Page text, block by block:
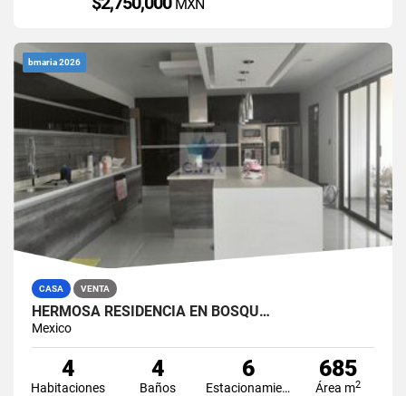
MXN
bmaria 2026
CASA VENTA
HERMOSA RESIDENCIA EN BOSQU…
Mexico
4
Habitaciones
4
Baños
6
Estacionamiento
685
Área m2